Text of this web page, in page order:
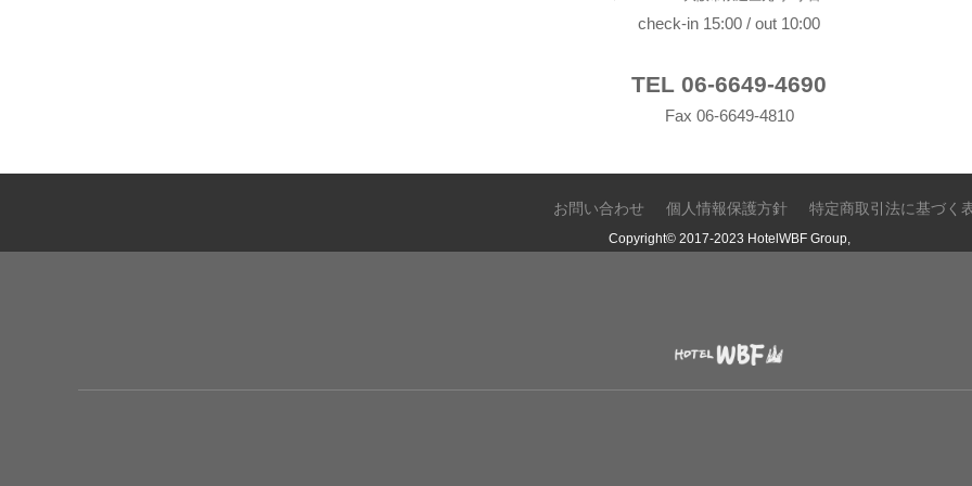
check-in 15:00 / out 10:00
TEL 06-6649-4690
Fax 06-6649-4810
お問い合わせ 個人情報保護方針 特定商取引法に基づく
Copyright© 2017-2023 HotelWBF Group,